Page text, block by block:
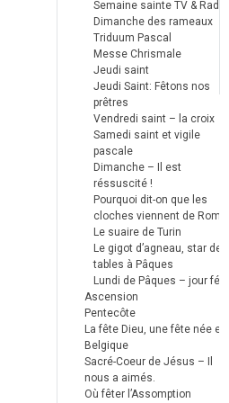
Semaine sainte TV & Radio
Dimanche des rameaux
Triduum Pascal
Messe Chrismale
Jeudi saint
Jeudi Saint: Fêtons nos
prêtres
Vendredi saint – la croix
Samedi saint et vigile
pascale
Dimanche – Il est
réssuscité !
Pourquoi dit-on que les
cloches viennent de Rome ?
Le suaire de Turin
Le gigot d’agneau, star des
tables à Pâques
Lundi de Pâques – jour férié
Ascension
Pentecôte
La fête Dieu, une fête née en
Belgique
Sacré-Coeur de Jésus – Il
nous a aimés.
Où fêter l’Assomption